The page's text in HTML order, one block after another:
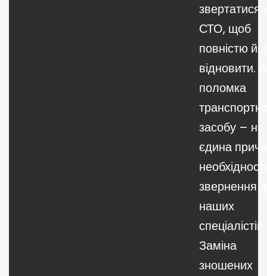
звертатися
СТО, щоб
повністю
відновити.
поломка
засобу – не
єдина
необхідності
звернення
наших
спеціалістів.
Заміна
зношених